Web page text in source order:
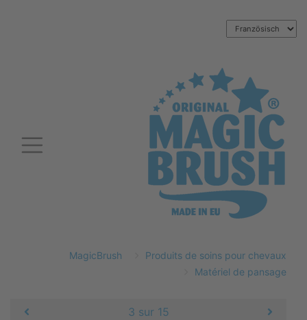
MagicBrush
Produits de soins pour chevaux
Matériel de pansage
3 sur 15